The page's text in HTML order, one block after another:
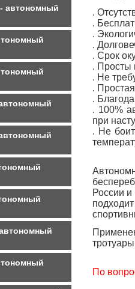
автономный
.
.
.
.
. Срок
. Просты
. Не
.
.
. 100%
при
. Не
России
По